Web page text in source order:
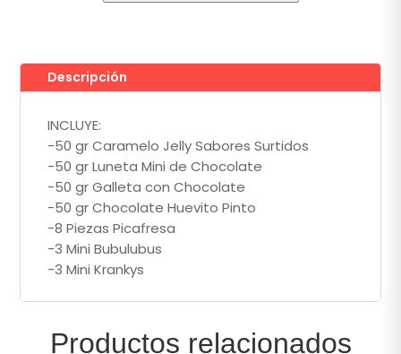
Descripción
INCLUYE:
-50 gr Caramelo Jelly Sabores Surtidos
-50 gr Luneta Mini de Chocolate
-50 gr Galleta con Chocolate
-50 gr Chocolate Huevito Pinto
-8 Piezas Picafresa
-3 Mini Bubulubus
-3 Mini Krankys
Productos relacionados